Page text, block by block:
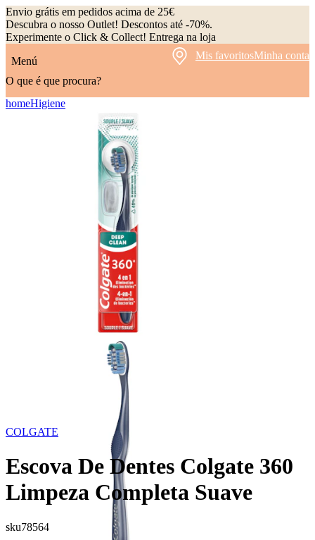
Envio grátis em pedidos acima de 25€
Descubra o nosso Outlet! Descontos até -70%.
Experimente o Click & Collect! Entrega na loja
Menú
Mis favoritosMinha conta
O que é que procura?
homeHigiene
COLGATE
Escova De Dentes Colgate 360
Limpeza Completa Suave
sku78564